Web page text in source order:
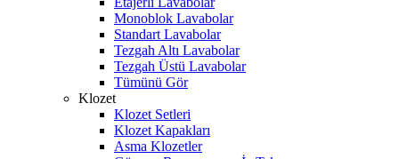
Monoblok Lavabolar
Standart Lavabolar
Tezgah Altı Lavabolar
Tezgah Üstü Lavabolar
Tümünü Gör
Klozet
Klozet Setleri
Klozet Kapakları
Asma Klozetler